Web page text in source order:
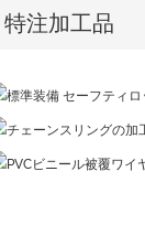
特注加工品